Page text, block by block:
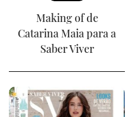
Making of de
Catarina Maia para a
Saber Viver